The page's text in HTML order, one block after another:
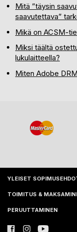
Mitä ”täysin
saavutettava”
Mikä on ACSM-
Miksi täältä
lukulaitteella?
Miten Adobe
YLEISET
TOIMITUS &
PERUUTTAMINEN